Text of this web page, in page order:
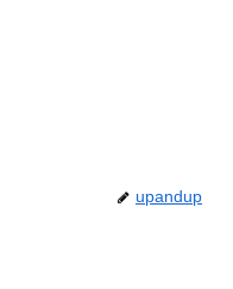
upandup